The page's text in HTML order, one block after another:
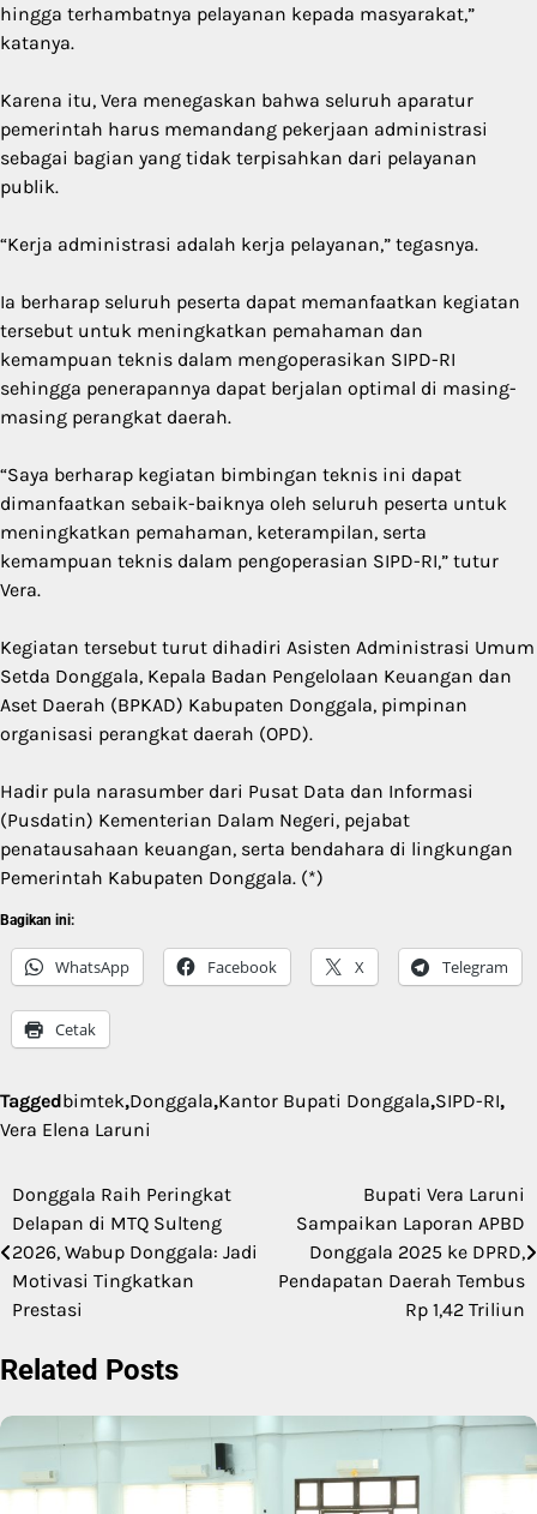
hingga terhambatnya pelayanan kepada masyarakat,”
katanya.
Karena itu, Vera menegaskan bahwa seluruh aparatur
pemerintah harus memandang pekerjaan administrasi
sebagai bagian yang tidak terpisahkan dari pelayanan
publik.
“Kerja administrasi adalah kerja pelayanan,” tegasnya.
Ia berharap seluruh peserta dapat memanfaatkan kegiatan
tersebut untuk meningkatkan pemahaman dan
kemampuan teknis dalam mengoperasikan SIPD-RI
sehingga penerapannya dapat berjalan optimal di masing-
masing perangkat daerah.
“Saya berharap kegiatan bimbingan teknis ini dapat
dimanfaatkan sebaik-baiknya oleh seluruh peserta untuk
meningkatkan pemahaman, keterampilan, serta
kemampuan teknis dalam pengoperasian SIPD-RI,” tutur
Vera.
Kegiatan tersebut turut dihadiri Asisten Administrasi Umum
Setda Donggala, Kepala Badan Pengelolaan Keuangan dan
Aset Daerah (BPKAD) Kabupaten Donggala, pimpinan
organisasi perangkat daerah (OPD).
Hadir pula narasumber dari Pusat Data dan Informasi
(Pusdatin) Kementerian Dalam Negeri, pejabat
penatausahaan keuangan, serta bendahara di lingkungan
Pemerintah Kabupaten Donggala. (*)
Bagikan ini:
WhatsApp Facebook X Telegram
Cetak
Taggedbimtek,Donggala,Kantor Bupati Donggala,SIPD-RI,
Vera Elena Laruni
Navigasi
pos
Donggala Raih Peringkat
Delapan di MTQ Sulteng
2026, Wabup Donggala: Jadi
Motivasi Tingkatkan
Prestasi
Bupati Vera Laruni
Sampaikan Laporan APBD
Donggala 2025 ke DPRD,
Pendapatan Daerah Tembus
Rp 1,42 Triliun
Related Posts